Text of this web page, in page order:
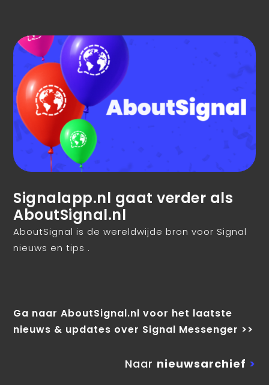
Signalapp.nl gaat verder als
AboutSignal.nl
AboutSignal is de wereldwijde bron voor Signal
nieuws en tips .
Ga naar AboutSignal.nl voor het laatste
nieuws & updates over Signal Messenger >>
Naar nieuwsarchief >